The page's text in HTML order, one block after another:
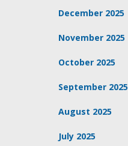
December 2025
November 2025
October 2025
September 2025
August 2025
July 2025